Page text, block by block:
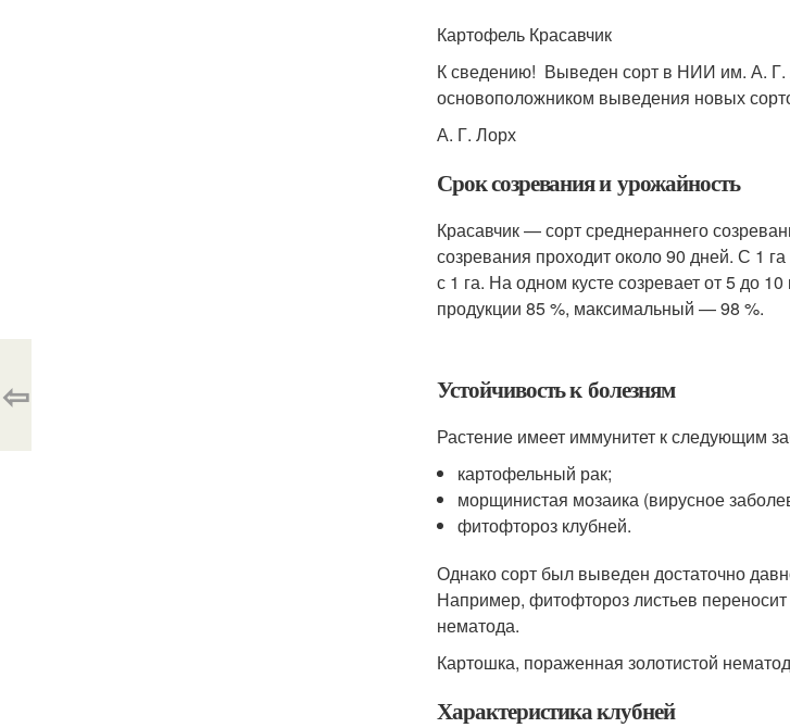
Картофель Красавчик
К сведению! Выведен сорт в НИИ им. А. Г.
основоположником выведения новых
А. Г. Лорх
Срок созревания и урожайность
Красавчик — сорт среднераннего
созревания проходит около 90 дней. С 1
с 1 га. На одном кусте созревает от 5 до
продукции 85 %, максимальный — 98 %.
Устойчивость к болезням
Растение имеет иммунитет к следующим
картофельный рак;
морщинистая мозаика (вирусное
фитофтороз клубней.
Однако сорт был выведен достаточно
Например, фитофтороз листьев
нематода.
Картошка, пораженная золотистой
Характеристика клубней
⇦